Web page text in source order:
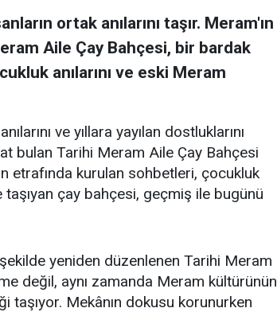
ortak anılarını taşır. Meram'ın
Aile Çay Bahçesi, bir bardak
anılarını ve eski Meram
ve yıllara yayılan dostluklarını
bulan Tarihi Meram Aile Çay Bahçesi
etrafında kurulan sohbetleri, çocukluk
taşıyan çay bahçesi, geçmiş ile bugünü
yeniden düzenlenen Tarihi Meram
değil, aynı zamanda Meram kültürünün
taşıyor. Mekânın dokusu korunurken